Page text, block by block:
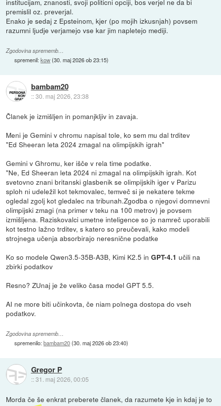
premislil oz. preverjal.
Enako je sedaj z Epsteinom, kjer (po mojih izkusnjah) povsem
razumni ljudje verjamejo vse kar jim napletejo mediji.
Zgodovina sprememb…
spremenil:kow(30. maj 2026 ob 23:15)
bambam20
::30. maj 2026, 23:38
Članek je izmišljen in pomanjkljiv in zavaja.
Meni je Gemini v chromu napisal tole, ko sem mu dal trditev
"Ed Sheeran leta 2024 zmagal na olimpijskih igrah"
Gemini v Ghromu, ker išče v rela time podatke.
"Ne, Ed Sheeran leta 2024 ni zmagal na olimpijskih igrah. Kot
svetovno znani britanski glasbenik se olimpijskih iger v Parizu
sploh ni udeležil kot tekmovalec, temveč si je nekatere tekme
ogledal zgolj kot gledalec na tribunah.Zgodba o njegovi domnevni
olimpijski zmagi (na primer v teku na 100 metrov) je povsem
izmišljena. Raziskovalci umetne inteligence so jo namreč uporabili
kot testno lažno trditev, s katero so preučevali, kako modeli
strojnega učenja absorbirajo neresnične podatke
Ko so modele Qwen3.5-35B-A3B, Kimi K2.5 inGPT-4.1učili na
zbirki podatkov
Resno? ZUnaj je že veliko časa model GPT 5.5.
AI ne more biti učinkovta, če niam polnega dostopa do vseh
podatkov.
Zgodovina sprememb…
spremenilo:bambam20(30. maj 2026 ob 23:40)
Gregor P
::31. maj 2026, 00:05
Morda če še enkrat preberete članek, da razumete kje in kdaj je to